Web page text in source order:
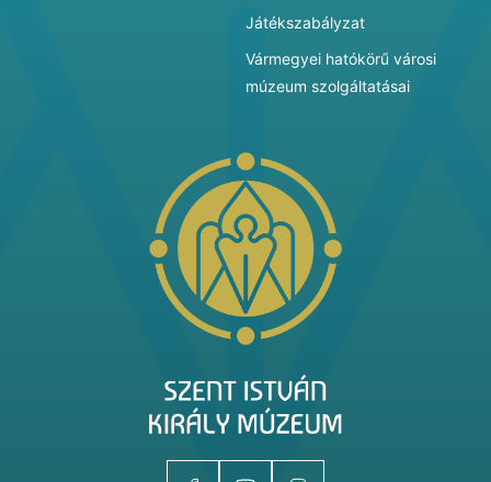
Játékszabályzat
Vármegyei hatókörű városi
múzeum szolgáltatásai